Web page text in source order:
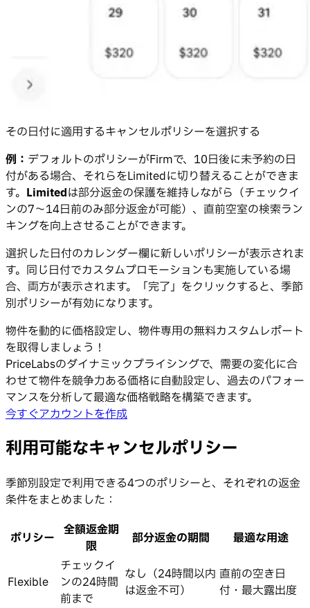
その日付に適用するキャンセルポリシーを選択する
例： デフォルトのポリシーがFirmで、10日後に未予約の日
付がある場合、それらをLimitedに切り替えることができま
す。 Limitedは部分返金の保護を維持しながら（チェックイ
ンの7〜14日前のみ部分返金が可能）、直前空室の検索ラン
キングを向上させることができます。
選択した日付のカレンダー欄に新しいポリシーが表示されま
す。同じ日付でカスタムプロモーションも実施している場
合、両方が表示されます。「完了」をクリックすると、季節
別ポリシーが有効になります。
物件を動的に価格設定し、物件専用の無料カスタムレポート
を取得しましょう！
PriceLabsのダイナミックプライシングで、需要の変化に合
わせて物件を競争力ある価格に自動設定し、過去のパフォー
マンスを分析して最適な価格戦略を構築できます。
今すぐアカウントを作成
利用可能なキャンセルポリシー
季節別設定で利用できる4つのポリシーと、それぞれの返金
条件をまとめました：
ポリシー 全額返金期
限
部分返金の期間 最適な用途
Flexible
チェックイ
ンの24時間
前まで
なし（24時間以内
は返金不可）
直前の空き日
付・最大露出度